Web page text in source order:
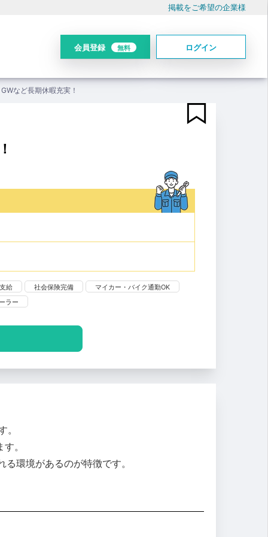
掲載をご希望の企業様
会員登録 無料 ログイン
など長期休暇充実！
給 社会保険完備
マイカー・バイク通勤OK
ラー
。
環境があるのが特徴です。